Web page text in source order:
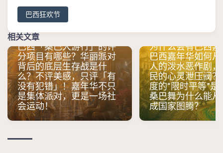
巴西狂欢节
相关文章
巴西「桑巴大游行」的评
分项目有哪些？华丽派对
背后的底层生存战是什
么？不评美感，只评「有
没有犯错」！嘉年华不只
是集体派对，更是一场社
会运动！
为什么会有巴西
巴西嘉年华如何
人的泼水恶作剧
民的心灵泄压阀
度的“限时平等”是
桑巴舞为什么能
成国家图腾？